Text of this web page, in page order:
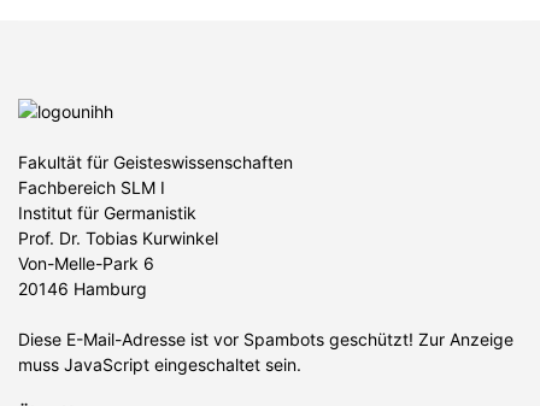
Fakultät für Geisteswissenschaften
Fachbereich SLM I
Institut für Germanistik
Prof. Dr. Tobias Kurwinkel
Von-Melle-Park 6
20146 Hamburg
Diese E-Mail-Adresse ist vor Spambots geschützt! Zur Anzeige
muss JavaScript eingeschaltet sein.